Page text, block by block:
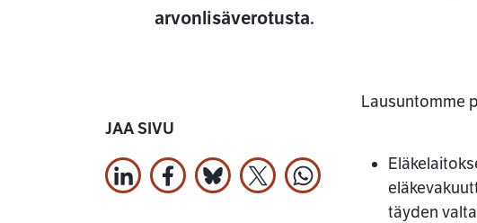
arvonlisäverotusta.
Lausuntomme
täyden
JAA SIVU
Jaa LinkedInissä
Jaa Facebookissa
Jaa Bluesky:ssa
Jaa X:ssäJaa WhatsApissa